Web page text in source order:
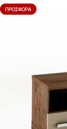
ΠΡΟΣΦΟΡΆ